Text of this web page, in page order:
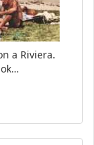
a Riviera.